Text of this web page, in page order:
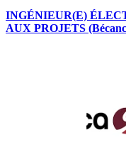
INGÉNIEUR(E)
AUX PROJETS